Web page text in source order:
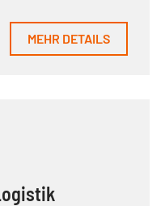
MEHR DETAILS